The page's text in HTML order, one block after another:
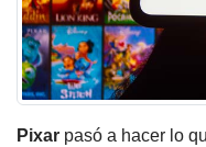
Pixar pasó a hacer lo